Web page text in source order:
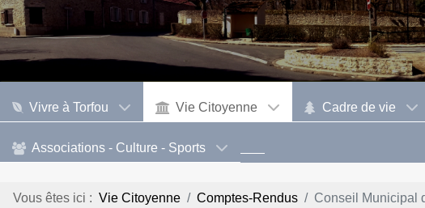
Vivre à Torfou Vie Citoyenne Cadre de vie
Associations - Culture - Sports
Vous êtes ici : Vie Citoyenne Comptes-Rendus Conseil Municipal